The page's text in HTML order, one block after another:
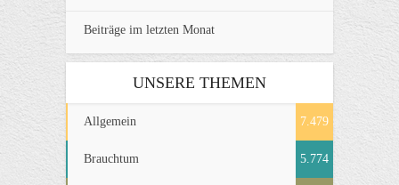
Beiträge im letzten Monat
UNSERE THEMEN
Allgemein 7.479
Brauchtum 5.774